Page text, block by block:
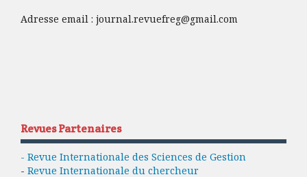
Adresse email : journal.revuefreg@gmail.com
Revues Partenaires
- Revue Internationale des Sciences de Gestion
- Revue Internationale du chercheur